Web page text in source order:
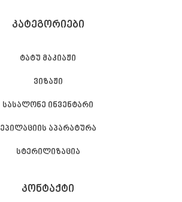
ᲙᲐᲢᲔᲒᲝᲠᲘᲔᲑᲘ
ტატუ მაკიაჟი
ვიზაჟი
სასალონე ინვენტარი
ეპილაციის აპარატურა
სტერილიზაცია
ᲙᲝᲜᲢᲐᲥᲢᲘ